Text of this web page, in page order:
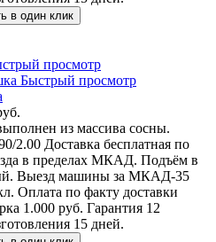
в один клик
просмотр
Быстрый просмотр
из массива сосны.
2.00 Доставка бесплатная по
в пределах МКАД. Подъём в
Выезд машины за МКАД-35
Оплата по факту доставки
1.000 руб. Гарантия 12
15 дней.